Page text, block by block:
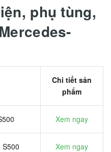
phụ tùng,
Chi tiết sản
phẩm
Xem ngay
S500 Xem ngay